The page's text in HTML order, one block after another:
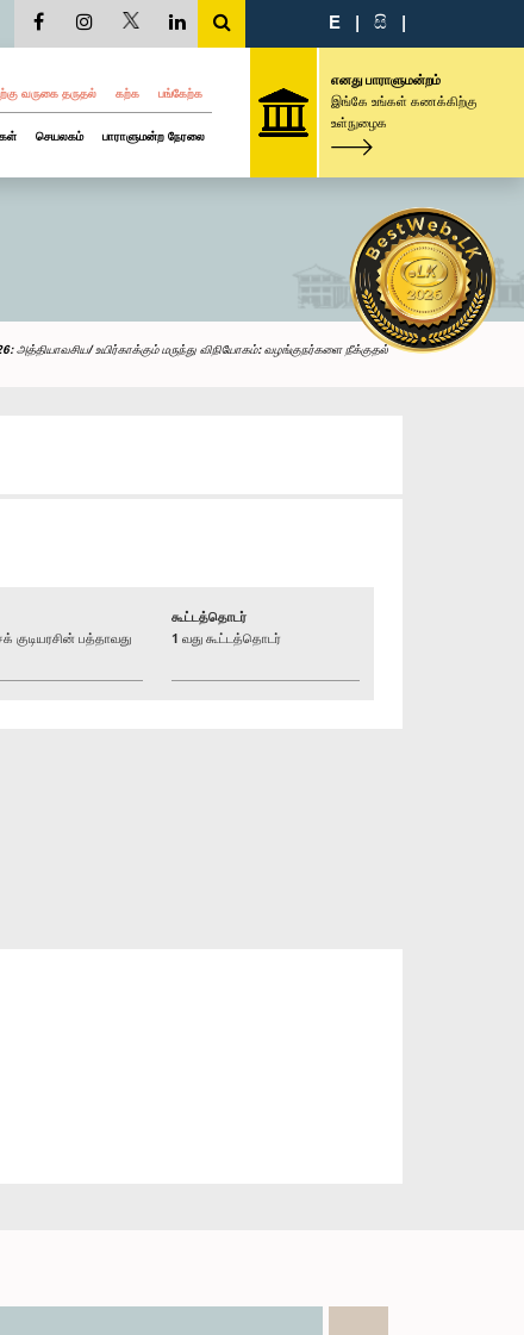
E | සි |
வருகை தருதல் கற்க பங்கேற்க
செயலகம் பாராளுமன்ற நேரலை
எனது பாராளுமன்றம்
இங்கே உங்கள் கணக்கிற்கு
உள்நுழைக
அத்தியாவசிய/ உயிர்காக்கும் மருந்து விநியோகம்: வழங்குநர்களை நீக்குதல்
பத்தாவது
கூட்டத்தொடர்
1 வது கூட்டத்தொடர்